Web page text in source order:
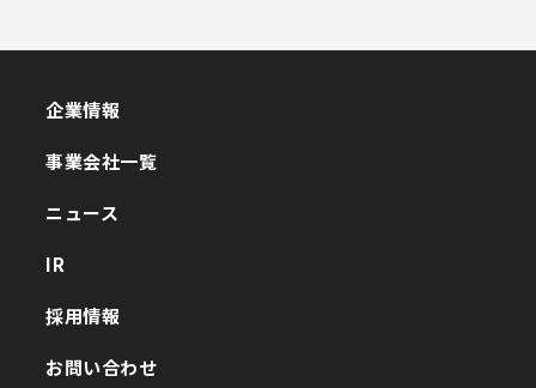
企業情報
事業会社一覧
ニュース
IR
採用情報
お問い合わせ